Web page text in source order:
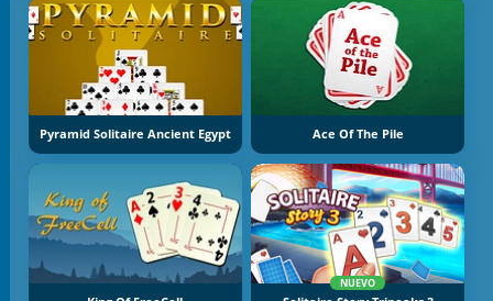
Pyramid Solitaire Ancient Egypt Ace Of The Pile
NUEVO